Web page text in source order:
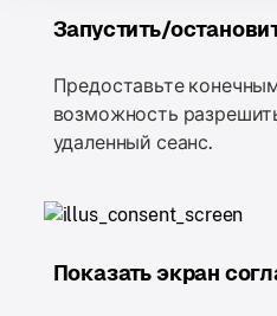
Запустить/
Предоставьте
возможность
удаленный сеанс.
Показать экран